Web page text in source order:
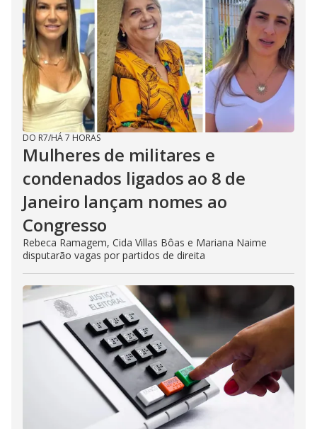
DO R7/HÁ 7 HORAS
Mulheres de militares e
condenados ligados ao 8 de
Janeiro lançam nomes ao
Congresso
Rebeca Ramagem, Cida Villas Bôas e Mariana Naime
disputarão vagas por partidos de direita